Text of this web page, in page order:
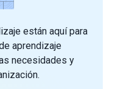
están aquí para
aprendizaje
necesidades y